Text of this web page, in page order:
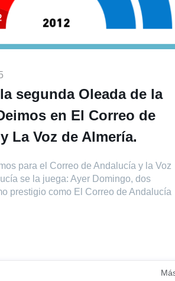
segunda Oleada de la
en El Correo de
La Voz de Almería.
para el Correo de Andalucía y la Voz
se la juega: Ayer Domingo, dos
prestigio como El Correo de Andalucía